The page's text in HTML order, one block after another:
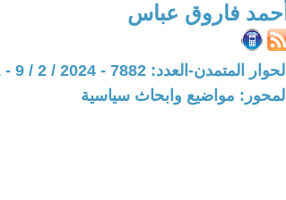
أحمد فاروق عباس
الحوار المتمدن-العدد: 7882 - 2024 / 2 / 9 - 14:21
المحور: مواضيع وابحاث سياسية